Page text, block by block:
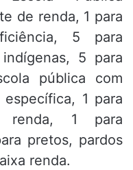
de renda, 1 para
5 para
5 para
pública com
1 para
renda, 1 para
pretos, pardos
renda.